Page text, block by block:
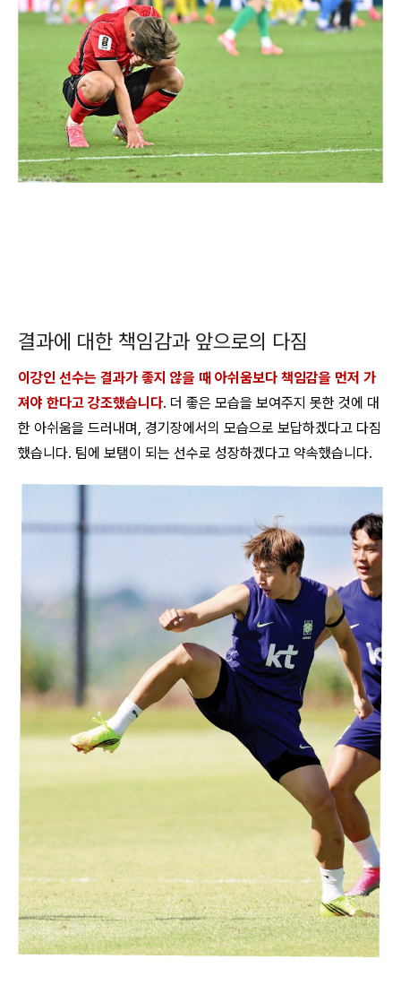
결과에 대한 책임감과 앞으로의 다짐
이강인 선수는 결과가 좋지 않을 때 아쉬움보다 책임감을 먼저 가
져야 한다고 강조했습니다. 더 좋은 모습을 보여주지 못한 것에 대
한 아쉬움을 드러내며, 경기장에서의 모습으로 보답하겠다고 다짐
했습니다. 팀에 보탬이 되는 선수로 성장하겠다고 약속했습니다.